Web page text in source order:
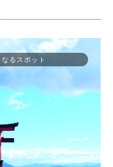
るスポット